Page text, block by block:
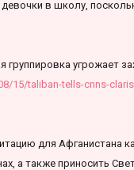
в школу,
группировка угрожает
15/taliban-tells-cnns-
для Афганистана
а также приносить